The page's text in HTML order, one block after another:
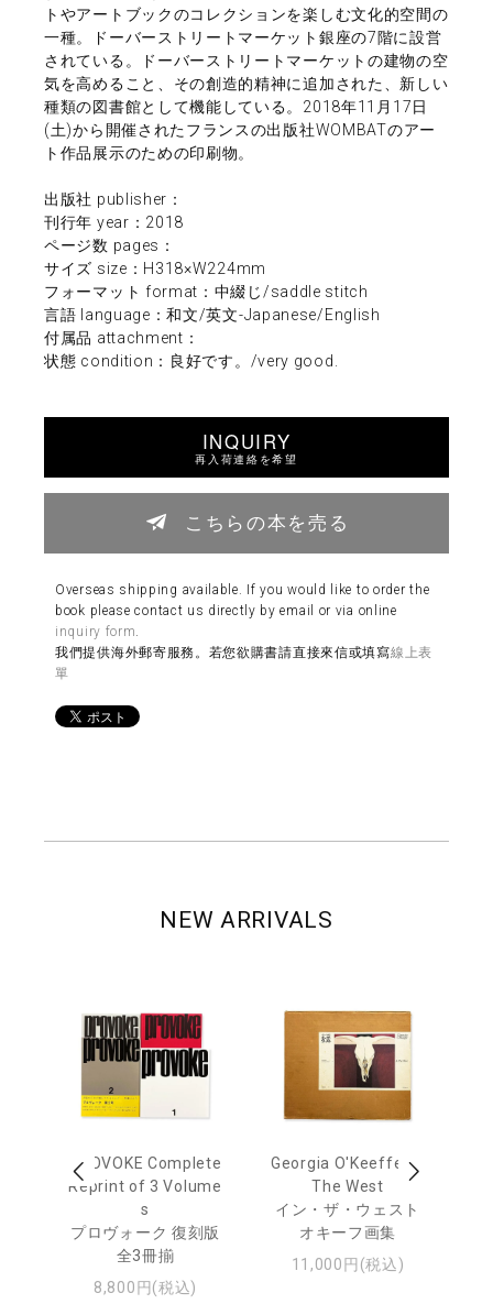
トやアートブックのコレクションを楽しむ文化的空間の
一種。ドーバーストリートマーケット銀座の7階に設営
されている。ドーバーストリートマーケットの建物の空
気を高めること、その創造的精神に追加された、新しい
種類の図書館として機能している。2018年11月17日
(土)から開催されたフランスの出版社WOMBATのアー
ト作品展示のための印刷物。
出版社 publisher：
刊行年 year：2018
ページ数 pages：
サイズ size：H318×W224mm
フォーマット format：中綴じ/saddle stitch
言語 language：和文/英文-Japanese/English
付属品 attachment：
状態 condition：良好です。/very good.
INQUIRY
再入荷連絡を希望
こちらの本を売る
Overseas shipping available. If you would like to order the
book please contact us directly by email or via online
inquiry form.
我們提供海外郵寄服務。若您欲購書請直接來信或填寫線上表
單
NEW ARRIVALS
PROVOKE Complete
Reprint of 3 Volume
s
プロヴォーク 復刻版
全3冊揃
8,800円(税込)
Georgia O'Keeffe: In
The West
イン・ザ・ウェスト
オキーフ画集
11,000円(税込)